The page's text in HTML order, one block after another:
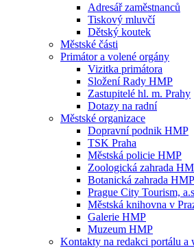
Adresář zaměstnanců
Tiskový mluvčí
Dětský koutek
Městské části
Primátor a volené orgány
Vizitka primátora
Složení Rady HMP
Zastupitelé hl. m. Prahy
Dotazy na radní
Městské organizace
Dopravní podnik HMP
TSK Praha
Městská policie HMP
Zoologická zahrada
Botanická zahrada HMP
Prague City Tourism,
Městská knihovna v
Galerie HMP
Muzeum HMP
Kontakty na redakci portálu a